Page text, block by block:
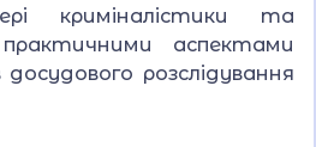
криміналістики та
аспектами
досудового розслідування